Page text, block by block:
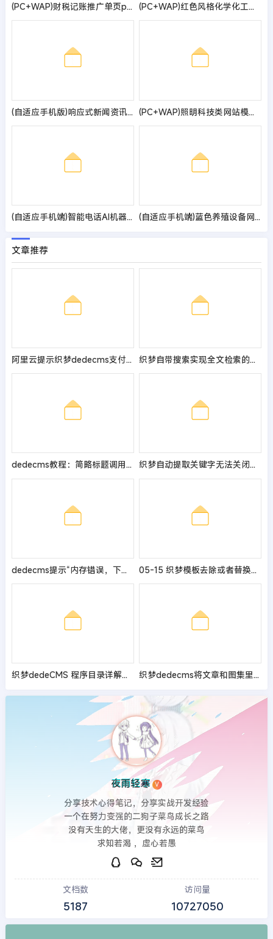
(PC+WAP)财税记账推广单页pbootcms网站模板 财务会计类落地页网站源码 (PC+WAP)红色风格化学化工网站模板 企业通用网站源码
(自适应手机版)响应式新闻资讯技术博客pbootcms模板 游戏新闻网站源码 (PC+WAP)照明科技类网站模板 LED灯具照明网站源码
(自适应手机端)智能电话AI机器人语音软件网站模板 (自适应手机端)蓝色养殖设备网站pbootcms模板
文章推荐
阿里云提示织梦dedecms支付模块漏洞解决办法 织梦自带搜索实现全文检索的方法
dedecms教程：简略标题调用及字数的修改方法 织梦自动提取关键字无法关闭的解决方法
dedecms提示“内存错误，下载解压版base_dic_full.dic”解决办法 05-15 织梦模板去除或者替换Dedecms提示信息的方法
织梦dedeCMS 程序目录详解以及数据表结构字段 织梦dedecms将文章和图集里图片的ALT注释修改为文章标题的方法
夜雨轻寒 V
分享技术心得笔记，分享实战开发经验
一个在努力变强的二狗子菜鸟成长之路
没有天生的大佬，更没有永远的菜鸟
求知若渴 ，虚心若愚
文档数
5187
访问量
10727050